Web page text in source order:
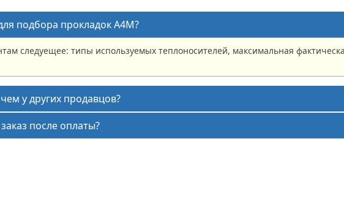
подбора прокладок A4M?
следуещее: типы используемых теплоносителей, максимальная
у других продавцов?
после оплаты?